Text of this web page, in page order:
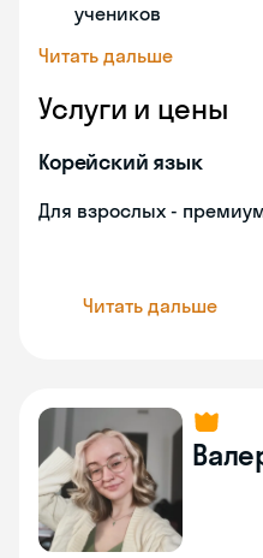
учеников
Читать дальше
Услуги и цены
Корейский язык
Для взрослых -
Читать дальше